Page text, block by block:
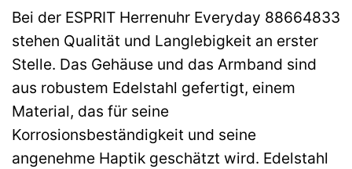
Bei der ESPRIT Herrenuhr Everyday 88664833
stehen Qualität und Langlebigkeit an erster
Stelle. Das Gehäuse und das Armband sind
aus robustem Edelstahl gefertigt, einem
Material, das für seine
Korrosionsbeständigkeit und seine
angenehme Haptik geschätzt wird. Edelstahl